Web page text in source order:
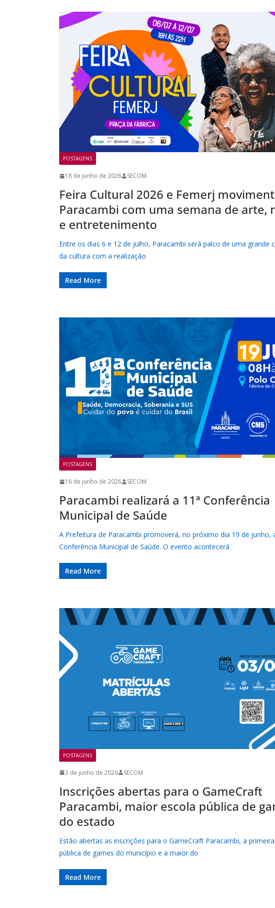
POSTAGENS
18 de junho de 2026 SECOM
Feira Cultural 2026 e Femerj
Paracambi com uma semana de arte,
e entretenimento
Entre os dias 6 e 12 de julho, Paracambi será palco de uma grande
da cultura com a realização
Read More
POSTAGENS
16 de junho de 2026 SECOM
Paracambi realizará a 11ª Conferência
Municipal de Saúde
A Prefeitura de Paracambi promoverá, no próximo dia 19 de junho,
Conferência Municipal de Saúde. O evento acontecerá
Read More
POSTAGENS
3 de junho de 2026 SECOM
Inscrições abertas para o GameCraft
Paracambi, maior escola pública de
do estado
Estão abertas as inscrições para o GameCraft Paracambi, a
pública de games do município e a maior do
Read More